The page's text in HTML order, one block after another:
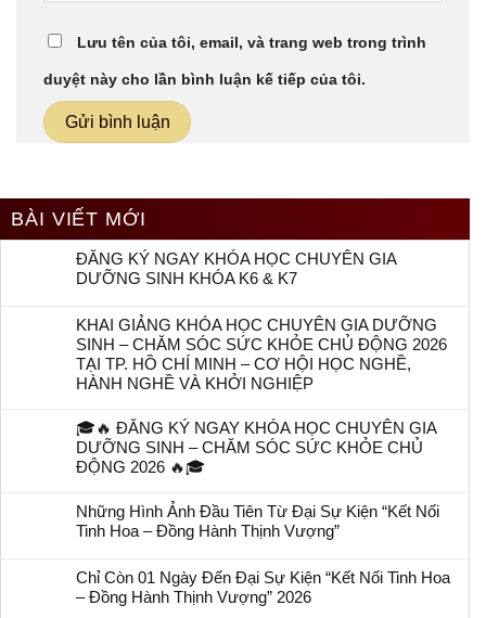
Lưu tên của tôi, email, và trang web trong trình
duyệt này cho lần bình luận kế tiếp của tôi.
BÀI VIẾT MỚI
ĐĂNG KÝ NGAY KHÓA HỌC CHUYÊN GIA
DƯỠNG SINH KHÓA K6 & K7
KHAI GIẢNG KHÓA HỌC CHUYÊN GIA DƯỠNG
SINH – CHĂM SÓC SỨC KHỎE CHỦ ĐỘNG 2026
TẠI TP. HỒ CHÍ MINH – CƠ HỘI HỌC NGHỀ,
HÀNH NGHỀ VÀ KHỞI NGHIỆP
🎓🔥 ĐĂNG KÝ NGAY KHÓA HỌC CHUYÊN GIA
DƯỠNG SINH – CHĂM SÓC SỨC KHỎE CHỦ
ĐỘNG 2026 🔥🎓
Những Hình Ảnh Đầu Tiên Từ Đại Sự Kiện “Kết Nối
Tinh Hoa – Đồng Hành Thịnh Vượng”
Chỉ Còn 01 Ngày Đến Đại Sự Kiện “Kết Nối Tinh Hoa
– Đồng Hành Thịnh Vượng” 2026